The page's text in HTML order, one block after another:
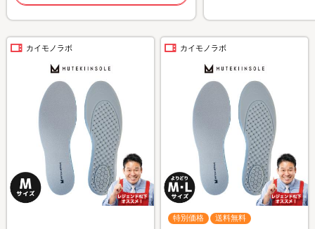
カイモノラボ カイモノラボ
特別価格 送料無料